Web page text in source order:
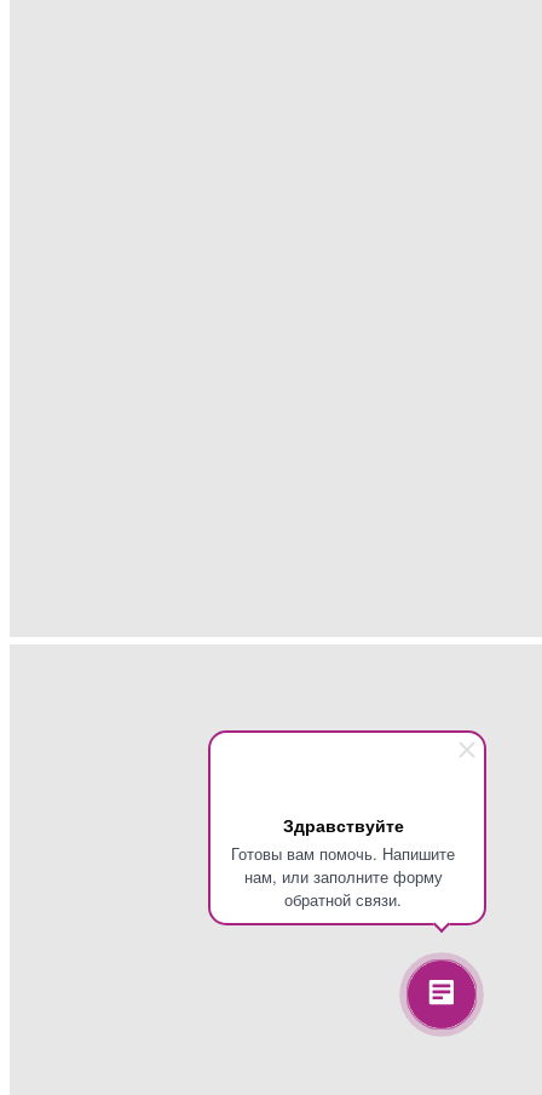
Здравствуйте
Готовы вам помочь. Напишите
нам, или заполните форму
обратной связи.